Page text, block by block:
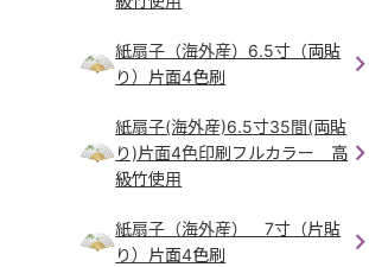
紙扇子（海外産）6.5寸（両貼
り）片面4色刷
紙扇子(海外産)6.5寸35間(両貼
り)片面4色印刷フルカラー 高
級竹使用
紙扇子（海外産） 7寸（片貼
り）片面4色刷